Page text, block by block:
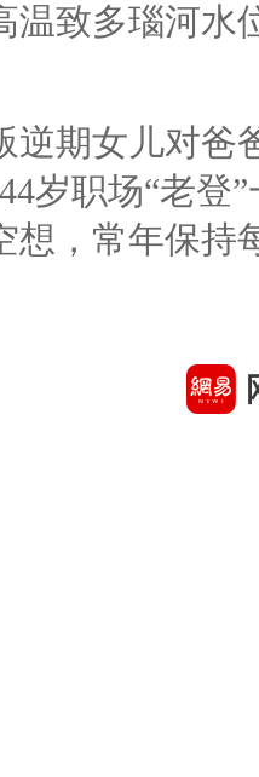
温致多瑙河水
逆期女儿对爸
岁职场“老登
想，常年保持